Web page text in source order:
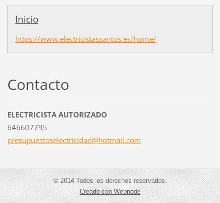
Inicio
https://www.electricistassantos.es/home/
Contacto
ELECTRICISTA AUTORIZADO
646607795
presupuestoselectricidad@hotmail.com
© 2014 Todos los derechos reservados.
Creado con Webnode